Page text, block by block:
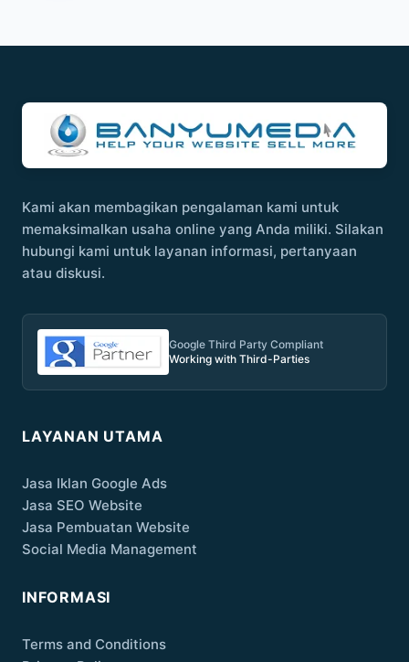
Kami akan membagikan pengalaman kami untuk
memaksimalkan usaha online yang Anda miliki. Silakan
hubungi kami untuk layanan informasi, pertanyaan
atau diskusi.
Google Third Party Compliant
Working with Third-Parties
LAYANAN UTAMA
Jasa Iklan Google Ads
Jasa SEO Website
Jasa Pembuatan Website
Social Media Management
INFORMASI
Terms and Conditions